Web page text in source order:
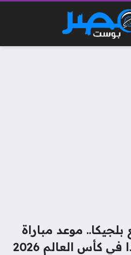
بلجيكا.. موعد مباراة
مصر ونيوزيلندا في كأس العالم 2026